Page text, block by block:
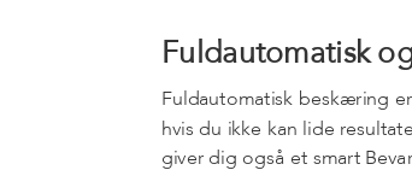
Fuldautomatisk
Fuldautomatisk beskæring
hvis du ikke kan lide
giver dig også et smart